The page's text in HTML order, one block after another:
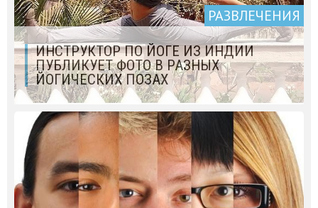
РАЗВЛЕЧЕНИЯ
ИНСТРУКТОР ПО ЙОГЕ ИЗ ИНДИИ
ПУБЛИКУЕТ ФОТО В РАЗНЫХ
ЙОГИЧЕСКИХ ПОЗАХ